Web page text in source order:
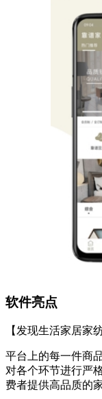
软件亮点
【发现生活家居家
平台上的每一件商
对各个环节进行严
费者提供高品质的